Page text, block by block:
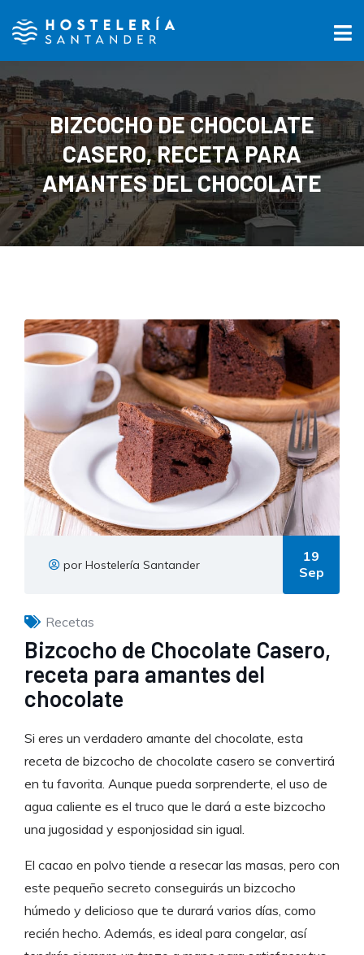
BIZCOCHO DE CHOCOLATE
CASERO, RECETA PARA
AMANTES DEL CHOCOLATE
por Hostelería Santander
19
Sep
Recetas
Bizcocho de Chocolate Casero,
receta para amantes del
chocolate
Si eres un verdadero amante del chocolate, esta
receta de bizcocho de chocolate casero se convertirá
en tu favorita. Aunque pueda sorprenderte, el uso de
agua caliente es el truco que le dará a este bizcocho
una jugosidad y esponjosidad sin igual.
El cacao en polvo tiende a resecar las masas, pero con
este pequeño secreto conseguirás un bizcocho
húmedo y delicioso que te durará varios días, como
recién hecho. Además, es ideal para congelar, así